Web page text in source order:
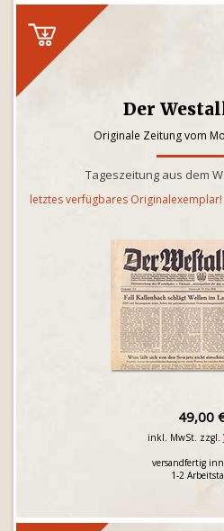
Der
Originale Zeitung vom
Tageszeitung aus dem
letztes verfügbares Originalexemplar!
49,00
inkl. MwSt. zzgl.
versandfertig
1-2